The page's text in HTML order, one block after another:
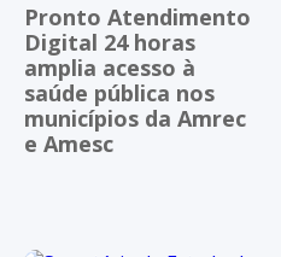
Pronto Atendimento
Digital 24 horas
amplia acesso à
saúde pública nos
municípios da Amrec
e Amesc